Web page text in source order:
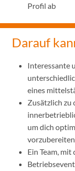
Profil ab
Darauf
Interessante
eines
Zusätzlich zu
um dich
vorzubereiten
Ein Team,